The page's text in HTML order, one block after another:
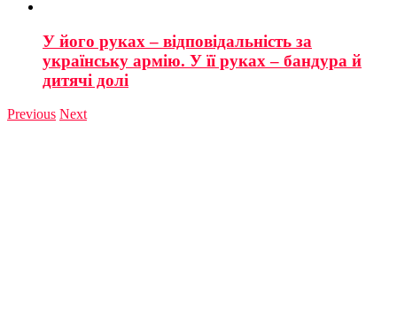
У його руках – відповідальність за
українську армію. У її руках – бандура й
дитячі долі
Previous Next